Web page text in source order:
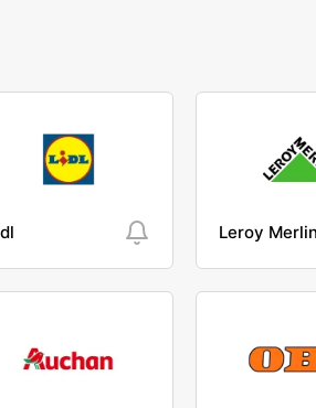
Leroy Merlin